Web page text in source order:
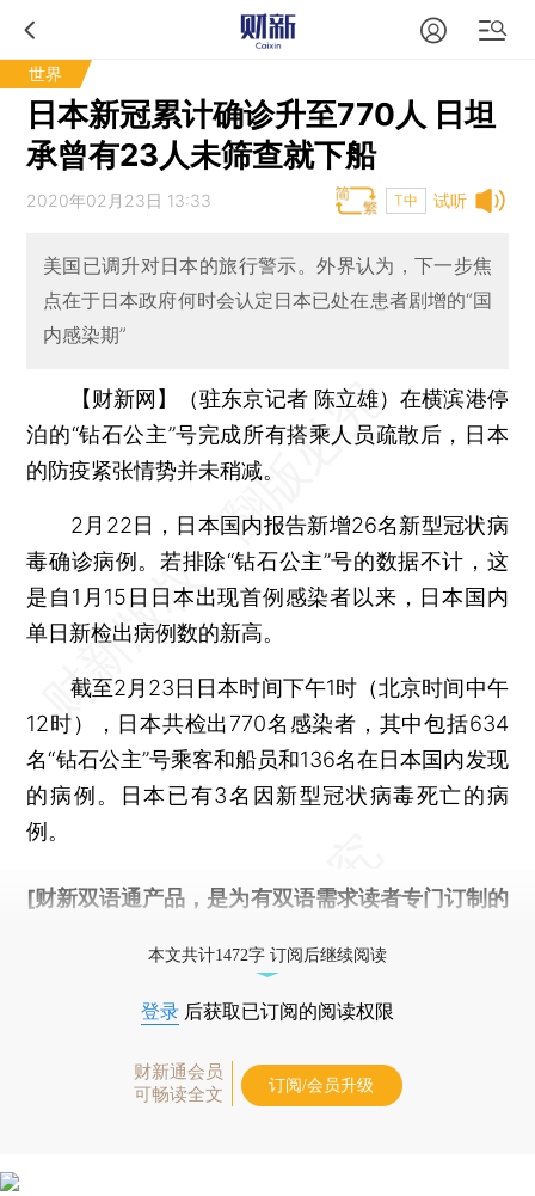
世界
日本新冠累计确诊升至770人 日坦
承曾有23人未筛查就下船
试听
2020年02月23日 13:33 T中
美国已调升对日本的旅行警示。外界认为，下一步焦
点在于日本政府何时会认定日本已处在患者剧增的“国
内感染期”
【财新网】（驻东京记者 陈立雄）在横滨港停
泊的“钻石公主”号完成所有搭乘人员疏散后，日本
的防疫紧张情势并未稍减。
2月22日，日本国内报告新增26名新型冠状病
毒确诊病例。若排除“钻石公主”号的数据不计，这
是自1月15日日本出现首例感染者以来，日本国内
单日新检出病例数的新高。
截至2月23日日本时间下午1时（北京时间中午
12时），日本共检出770名感染者，其中包括634
名“钻石公主”号乘客和船员和136名在日本国内发现
的病例。日本已有3名因新型冠状病毒死亡的病
例。
[财新双语通产品，是为有双语需求读者专门订制的
本文共计1472字 订阅后继续阅读
登录 后获取已订阅的阅读权限
财新通会员
可畅读全文
订阅/会员升级